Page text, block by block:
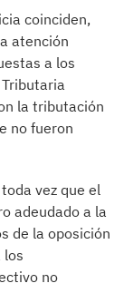
coinciden,
atención
a los
la tributación
no fueron
vez que el
adeudado a la
de la oposición
los
no